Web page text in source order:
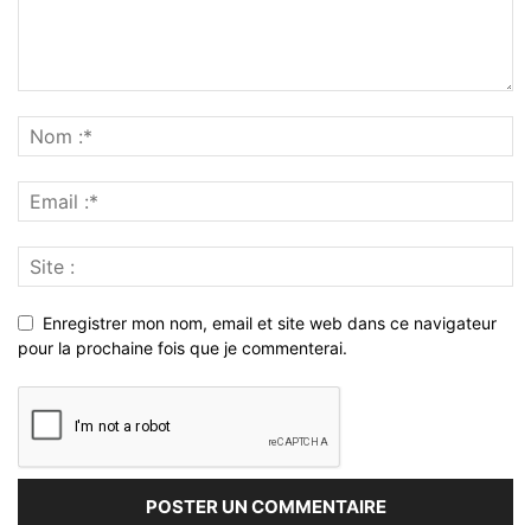
Enregistrer mon nom, email et site web dans ce navigateur
pour la prochaine fois que je commenterai.